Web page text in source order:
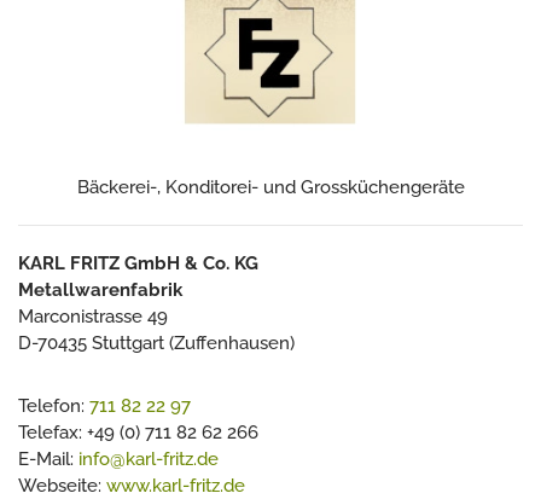
Bäckerei-, Konditorei- und Grossküchengeräte
KARL FRITZ GmbH & Co. KG
Metallwarenfabrik
Marconistrasse 49
D-70435 Stuttgart (Zuffenhausen)
Telefon: 711 82 22 97
Telefax: +49 (0) 711 82 62 266
E-Mail: info@karl-fritz.de
Webseite: www.karl-fritz.de